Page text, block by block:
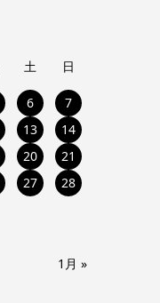
土 日
6
7
13
14
20
21
27
28
1月 »